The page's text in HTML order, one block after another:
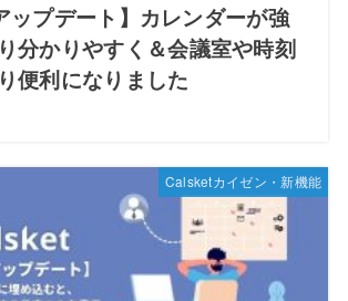
ップデート】カレンダーが強
分かりやすく＆会議室や時刻
便利になりました
Calsketカイゼン・新機能